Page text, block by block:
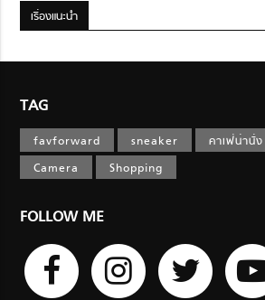
เรื่องแนะนำ
TAG
favforward sneaker คาเฟ่น่านั่ง
Camera
Shopping
FOLLOW ME